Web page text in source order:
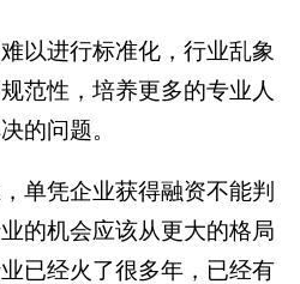
以进行标准化，行业乱象
范性，培养更多的专业人
的问题。
单凭企业获得融资不能判
的机会应该从更大的格局
已经火了很多年，已经有